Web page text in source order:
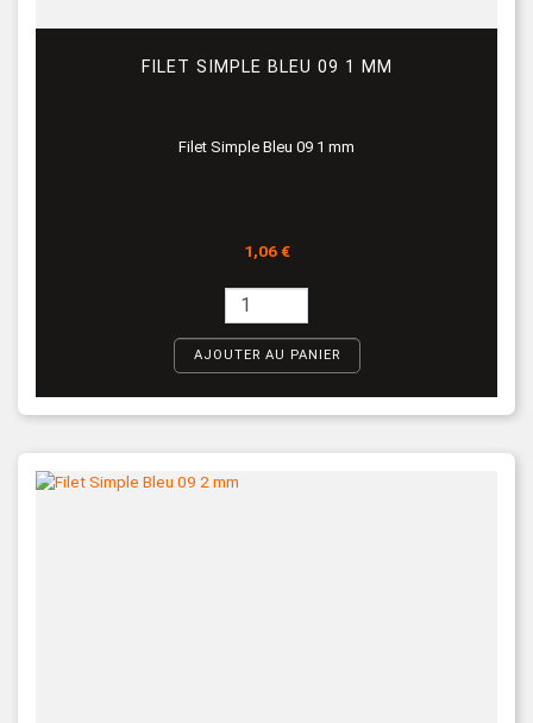
FILET SIMPLE BLEU 09 1 MM
Filet Simple Bleu 09 1 mm
Prix
1,06 €
AJOUTER AU PANIER